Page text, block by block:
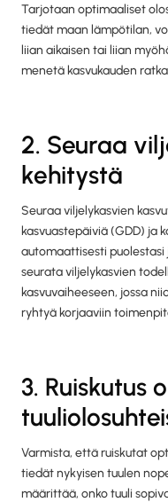
Tarjotaan optimaaliset
tiedät maan lämpötilan,
liian aikaisen tai liian
menetä kasvukauden
2. Seuraa
kehitystä
Seuraa viljelykasvien
kasvuastepäiviä (GDD) ja
automaattisesti
seurata viljelykasvien
kasvuvaiheeseen, jossa
ryhtyä korjaaviin
3. Ruiskutus
Varmista, että ruiskutat
tiedät nykyisen tuulen
määrittää, onko tuuli